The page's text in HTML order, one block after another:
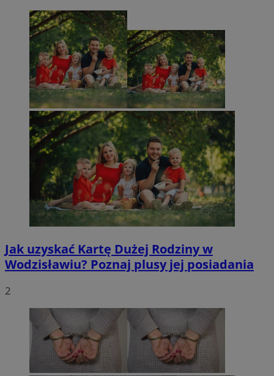
Jak uzyskać Kartę Dużej Rodziny w
Wodzisławiu? Poznaj plusy jej posiadania
2